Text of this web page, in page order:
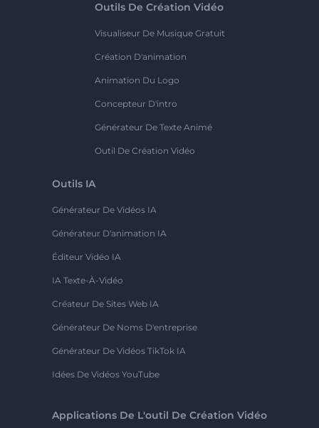
Outils De Création Vidéo
Visualiseur De Musique Gratuit
Création D'animation
Animation Du Logo
Concepteur D'intro
Générateur De Texte Animé
Outil De Création Vidéo
Outils IA
Générateur De Vidéos IA
Générateur D'animation IA
Éditeur Vidéo IA
IA Texte-À-Vidéo
Créateur De Sites Web IA
Générateur De Noms D'entreprise
Générateur De Vidéos TikTok IA
Idées De Vidéos YouTube
Applications De L'outil De Création Vidéo